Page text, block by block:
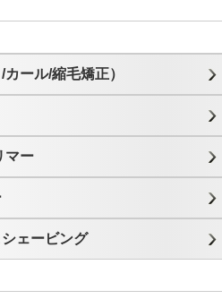
ール/縮毛矯正）
マー
ェービング